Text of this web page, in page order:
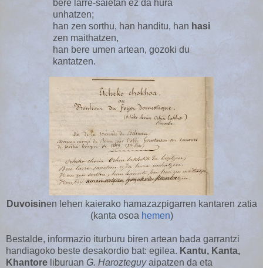
bere larre-saietan ez da hura
unhatzen;
han zen sorthu, han handitu, han hasi
zen maithatzen,
han bere umen artean, gozoki du
kantatzen.
Duvoisinen lehen kaierako hamazazpigarren kantaren zatia
(kanta osoa hemen)
Bestalde, informazio iturburu biren artean bada garrantzi
handiagoko beste desakordio bat: egilea. Kantu, Kanta,
Khantore liburuan G. Harozteguyaipatzen da eta